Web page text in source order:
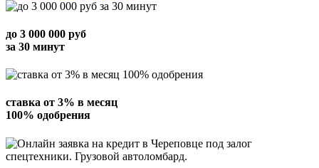
до 3 000 000 руб
за 30 минут
ставка от 3% в месяц
100% одобрения